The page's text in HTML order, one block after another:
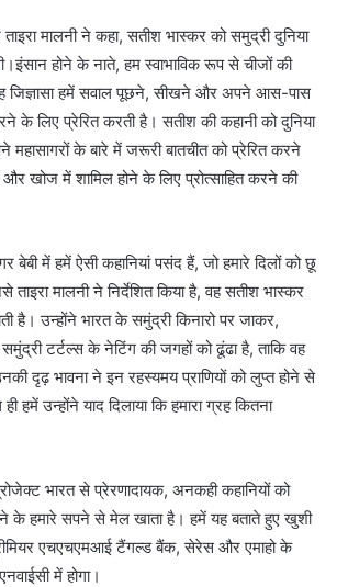
ताइरा मालनी ने कहा, सतीश भास्कर को समुद्री दुनिया
होने के नाते, हम स्वाभाविक रूप से चीजों की
जिज्ञासा हमें सवाल पूछने, सीखने और अपने आस-पास
के लिए प्रेरित करती है। सतीश की कहानी को दुनिया
के बारे में जरूरी बातचीत को प्रेरित करने
और खोज में शामिल होने के लिए प्रोत्साहित करने की
बेबी में हमें ऐसी कहानियां पसंद हैं, जो हमारे दिलों को छू
ताइरा मालनी ने निर्देशित किया है, वह सतीश भास्कर
है। उन्होंने भारत के समुंद्री किनारो पर जाकर,
टर्टल्स के नेटिंग की जगहों को ढूंढा है, ताकि वह
दृढ़ भावना ने इन रहस्यमय प्राणियों को लुप्त होने से
हमें उन्होंने याद दिलाया कि हमारा ग्रह कितना
भारत से प्रेरणादायक, अनकही कहानियों को
के हमारे सपने से मेल खाता है। हमें यह बताते हुए खुशी
एचएचएमआई टैंगल्ड बैंक, सेरेस और एमाहो के
में होगा।